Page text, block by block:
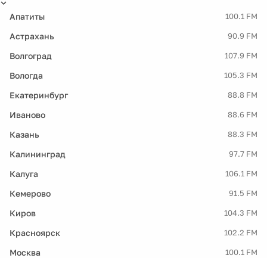
Апатиты 100.1 FM
Астрахань 90.9 FM
Волгоград 107.9 FM
Вологда 105.3 FM
Екатеринбург 88.8 FM
Иваново 88.6 FM
Казань 88.3 FM
Калининград 97.7 FM
Калуга 106.1 FM
Кемерово 91.5 FM
Киров 104.3 FM
Красноярск 102.2 FM
Москва 100.1 FM